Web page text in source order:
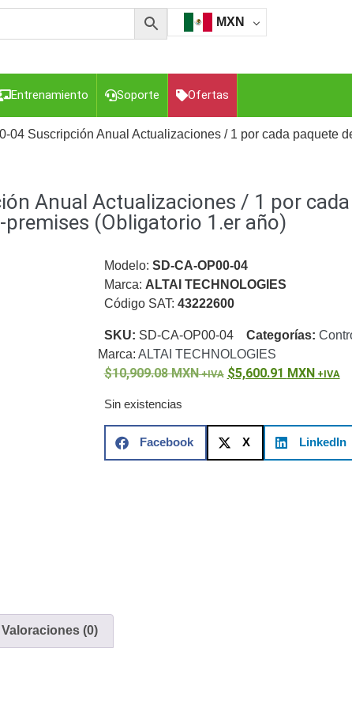
MXN
Entrenamiento Soporte Ofertas
Gabinetes de Acero para DVR y NVR Gabinetes para
Blanca Kits Extensores, Convertidores , Divisores, HDMI,
y Brackets para Cámaras
Cable Coaxial y ConectoresCables Armados -
Para Alimentación y ElectricidadRG59 Tipo
BalaCodificadores y Decodificadores de
Fisheye y HemisféricasLente MotorizadoNVRs Network
TérmicasWiFi / 4G / Inalámbricas
Domo / Eyeball / Turret EspecialesLente
Videograbadoras Analógicas - TurboHD TVI / AHD / CVI
/ Monitores
04 Suscripción Anual Actualizaciones / 1 por cada paquete
Anual Actualizaciones / 1 por
(Obligatorio 1.er año)
Modelo: SD-CA-OP00-04
Marca: ALTAI TECHNOLOGIES
Código SAT: 43222600
SKU: SD-CA-OP00-04 Categorías:
Marca: ALTAI TECHNOLOGIES
10,909.08MXN 5,600.91 MXN
Sin existencias
Facebook X LinkedIn
Valoraciones (0)